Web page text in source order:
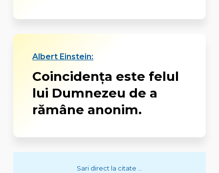
Albert Einstein:
Coincidența este felul
lui Dumnezeu de a
rămâne anonim.
Sari direct la citate ...